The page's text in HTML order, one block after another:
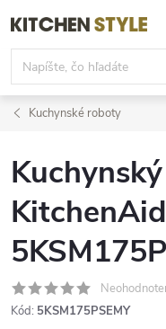
na
obsah
Kuchynské roboty
Kód: 5KSM175PSEMY